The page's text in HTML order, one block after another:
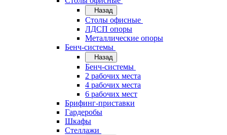
Назад
Cтолы офисные
ЛДСП опоры
Металлические опоры
Бенч-системы
Назад
Бенч-системы
2 рабочих места
4 рабочих места
6 рабочих мест
Брифинг-приставки
Гардеробы
Шкафы
Стеллажи